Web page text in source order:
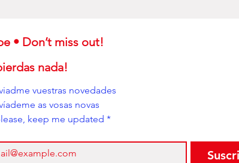
nada!
vuestras novedades
as vosas novas
keep me updated *